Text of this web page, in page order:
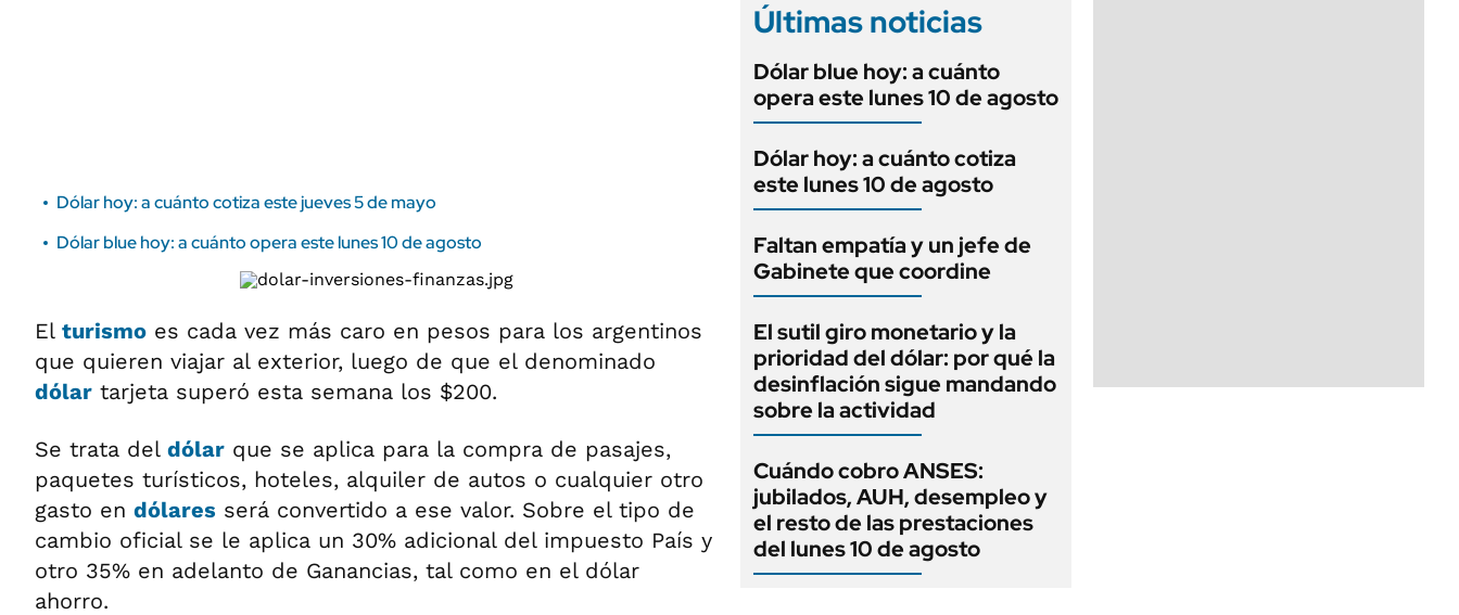
Dólar hoy: a cuánto cotiza este jueves 5 de mayo
Dólar blue hoy: a cuánto opera este lunes 10 de agosto
El turismo es cada vez más caro en pesos para los argentinos
que quieren viajar al exterior, luego de que el denominado
dólar tarjeta superó esta semana los $200.
Se trata del dólar que se aplica para la compra de pasajes,
paquetes turísticos, hoteles, alquiler de autos o cualquier otro
gasto en dólares será convertido a ese valor. Sobre el tipo de
cambio oficial se le aplica un 30% adicional del impuesto País y
otro 35% en adelanto de Ganancias, tal como en el dólar
ahorro.
Últimas noticias
Dólar blue hoy: a cuánto
opera este lunes 10 de agosto
Dólar hoy: a cuánto cotiza
este lunes 10 de agosto
Faltan empatía y un jefe de
Gabinete que coordine
El sutil giro monetario y la
prioridad del dólar: por qué la
desinflación sigue mandando
sobre la actividad
Cuándo cobro ANSES:
jubilados, AUH, desempleo y
el resto de las prestaciones
del lunes 10 de agosto